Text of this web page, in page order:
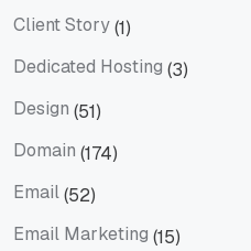
Client Story(1)
Dedicated Hosting (3)
Design (51)
Domain (174)
Email(52)
Email Marketing (15)